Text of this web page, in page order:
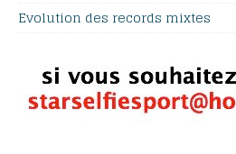
Evolution des records mixtes